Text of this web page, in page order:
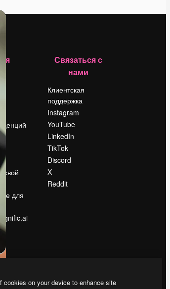
свой
для
Связаться с
нами
Клиентская
поддержка
Instagram
YouTube
LinkedIn
TikTok
Discord
X
Reddit
cookies on your device to enhance site